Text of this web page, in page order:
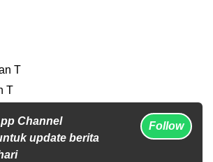
T
T
Channel
update berita
Follow